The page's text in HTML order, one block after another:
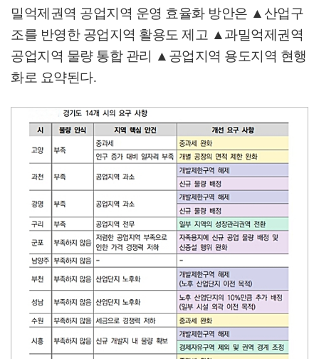
밀억제권역 공업지역 운영 효율화 방안은 ▲ 산업구
조를 반영한 공업지역 활용도 제고 ▲과밀억제권역
공업지역 물량 통합 관리 ▲ 공업지역 용도지역 현행
화로 요약된다.